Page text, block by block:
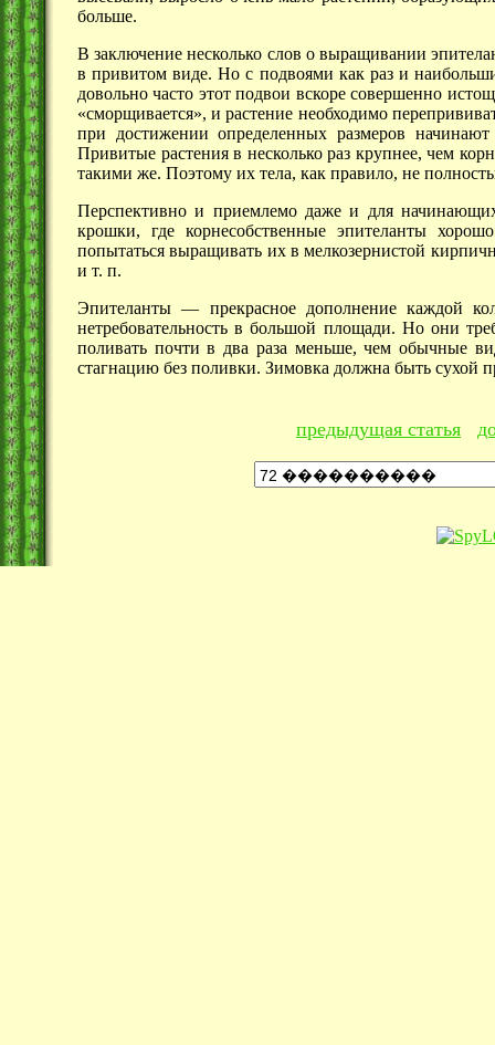
больше.
В заключение несколько слов о выращивании
в привитом виде. Но с подвоями как раз и
довольно часто этот подвои вскоре совершенно
«сморщивается», и растение необходимо
при достижении определенных размеров
Привитые растения в несколько раз крупнее, чем
такими же. Поэтому их тела, как правило, не
Перспективно и приемлемо даже и для
крошки, где корнесобственные эпителанты
попытаться выращивать их в мелкозернистой
и т. п.
Эпителанты — прекрасное дополнение каждой
нетребовательность в большой площади. Но они
поливать почти в два раза меньше, чем обычные
стагнацию без поливки. Зимовка должна быть сухой
предыдущая статья